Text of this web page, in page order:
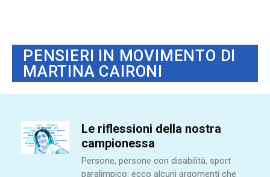
PENSIERI IN MOVIMENTO DI
MARTINA CAIRONI
Le riflessioni della nostra
campionessa
Persone, persone con disabilità, sport
paralimpico: ecco alcuni argomenti che